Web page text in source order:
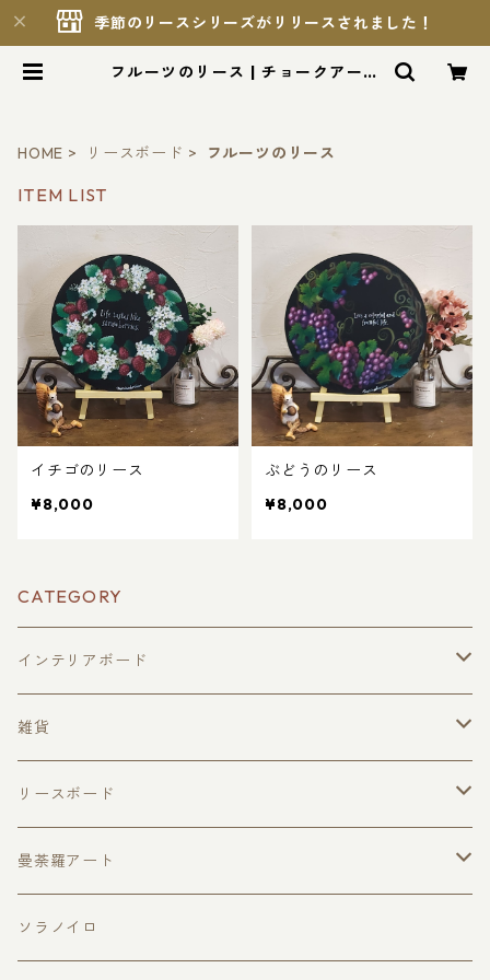
季節のリースシリーズがリリースされました！
フルーツのリース | チョークアート
HOME リースボード フルーツのリース
ITEM LIST
イチゴのリース
¥8,000
ぶどうのリース
¥8,000
CATEGORY
インテリアボード
絵馬型
ハガキサイズ
ドアプレートサイズ
黒板ボード
雑貨
トートバッグ
リースボード
季節のイベント
春のリース
曼荼羅アート
MANDARAmini
ソラノイロ